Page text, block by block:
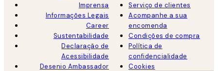
Imprensa
Informações Legais
Career
Sustentabilidade
Declaração de
Acessibilidade
Desenio Ambassador
Serviço de clientes
Acompanhe a sua
encomenda
Condições de compra
Política de
confidencialidade
Cookies